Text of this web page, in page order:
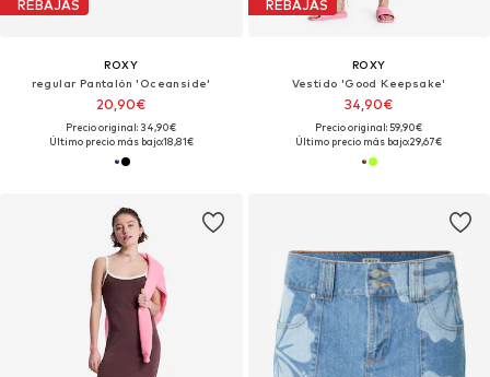
REBAJAS
ROXY
regular Pantalón 'Oceanside'
20,90€
Precio original: 34,90€
Último precio más bajo:18,81€
REBAJAS
ROXY
Vestido 'Good Keepsake'
34,90€
Precio original: 59,90€
Último precio más bajo:29,67€